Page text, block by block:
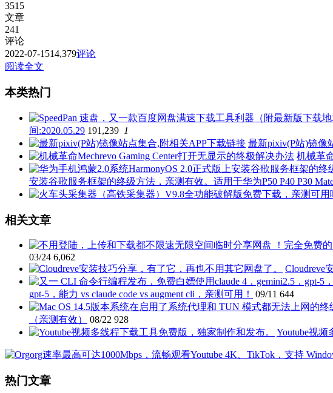
3515
文章
241
评论
2022-07-1514,379评论
阅读全文
本类热门
间:2020.05.29 191,239 1
最新pixiv(P站)镜像
机械革
安装谷歌服务框架的终级方法，亲测有效。适用于华为P50 P40 P30
相关文章
03/24 6,062
Cloudreve
gpt-5，能力 vs claude code vs augment cli，亲测可用！
09/11 644
（亲测有效）
08/22 928
Youtube视频
热门文章